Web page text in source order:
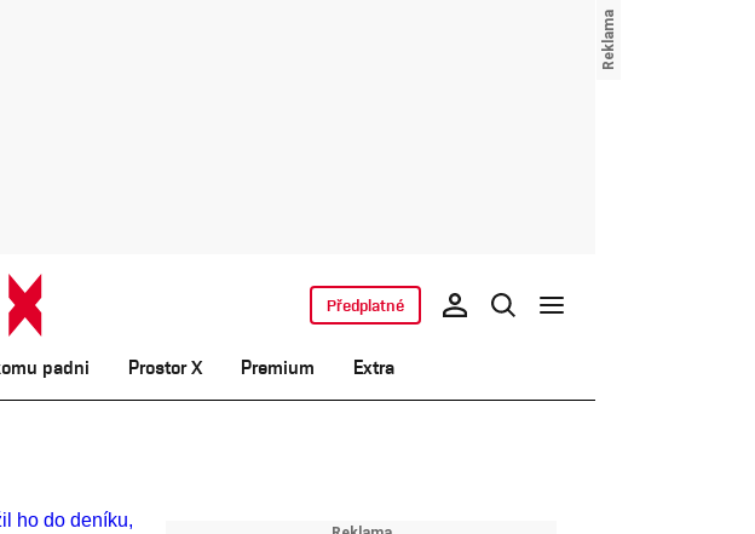
padni Prostor X Premium Extra
Předplatné